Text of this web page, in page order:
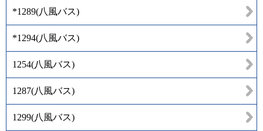
*1289(八風バス)
*1294(八風バス)
1254(八風バス)
1287(八風バス)
1299(八風バス)